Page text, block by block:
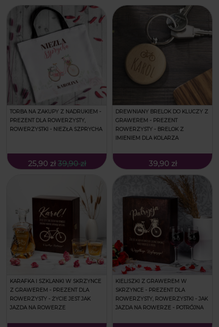
TORBA NA ZAKUPY Z NADRUKIEM -
PREZENT DLA ROWERZYSTY,
ROWERZYSTKI - NIEZŁA SZPRYCHA
25,90 zł 39,90 zł
DREWNIANY BRELOK DO KLUCZY Z
GRAWEREM - PREZENT
ROWERZYSTY - BRELOK Z
IMIENIEM DLA KOLARZA
39,90 zł
KARAFKA I SZKLANKI W SKRZYNCE
Z GRAWEREM - PREZENT DLA
ROWERZYSTY - ŻYCIE JEST JAK
JAZDA NA ROWERZE
KIELISZKI Z GRAWEREM W
SKRZYNCE - PREZENT DLA
ROWERZYSTY, ROWERZYSTKI - JAK
JAZDA NA ROWERZE - POTRÓJNA